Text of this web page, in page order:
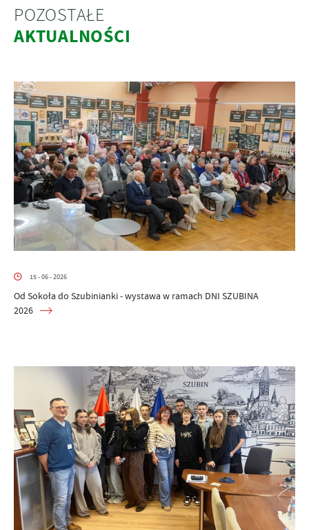
POZOSTAŁE
AKTUALNOŚCI
15 - 06 - 2026
Od Sokoła do Szubinianki - wystawa w ramach DNI SZUBINA
2026